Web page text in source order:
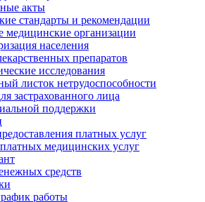
акты
стандарты и рекомендации
медицинские организации
населения
препаратов
исследования
листок нетрудоспособности
застрахованного лица
поддержки
платных услуг
медицинских услуг
средств
работы